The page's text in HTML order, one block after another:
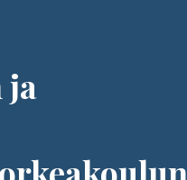
ja